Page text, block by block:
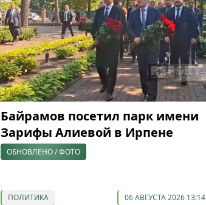
Байрамов посетил парк имени
Зарифы Алиевой в Ирпене
ОБНОВЛЕНО / ФОТО
ПОЛИТИКА 06 АВГУСТА 2026 13:14